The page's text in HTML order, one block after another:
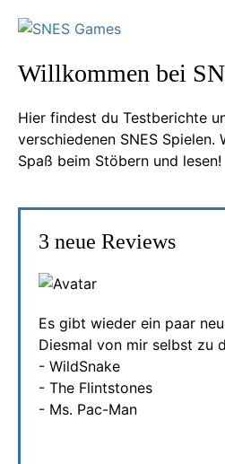
Willkommen bei
Hier findest du Testberichte
verschiedenen SNES Spielen.
Spaß beim Stöbern und lesen!
3 neue Reviews
Es gibt wieder ein paar
Diesmal von mir selbst zu
- WildSnake
- The Flintstones
- Ms. Pac-Man